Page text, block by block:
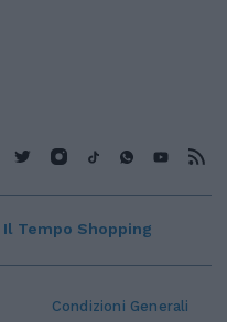
Condizioni Generali
Il Tempo Shopping